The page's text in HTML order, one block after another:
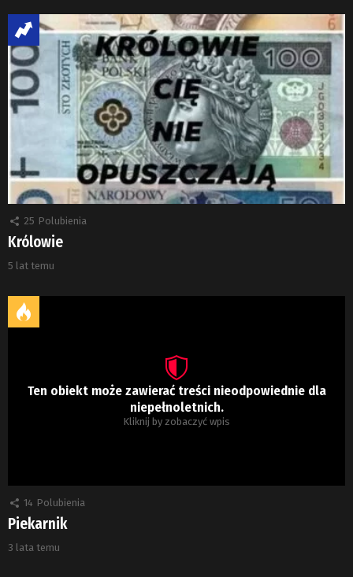
25 Polubienia
Królowie
5 lat temu
Ten obiekt może zawierać treści nieodpowiednie dla
niepełnoletnich.
Kliknij by zobaczyć wpis
14 Polubienia
Piekarnik
3 lata temu